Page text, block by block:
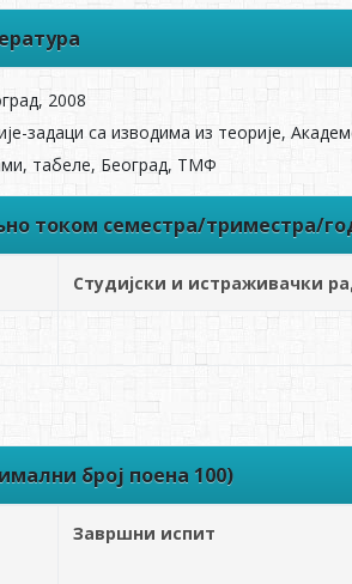
2008
задаци са изводима из теорије,
табеле, Београд, ТМФ
током семестра/триместра/
Студијски и истраживачки
број поена 100)
Завршни испит